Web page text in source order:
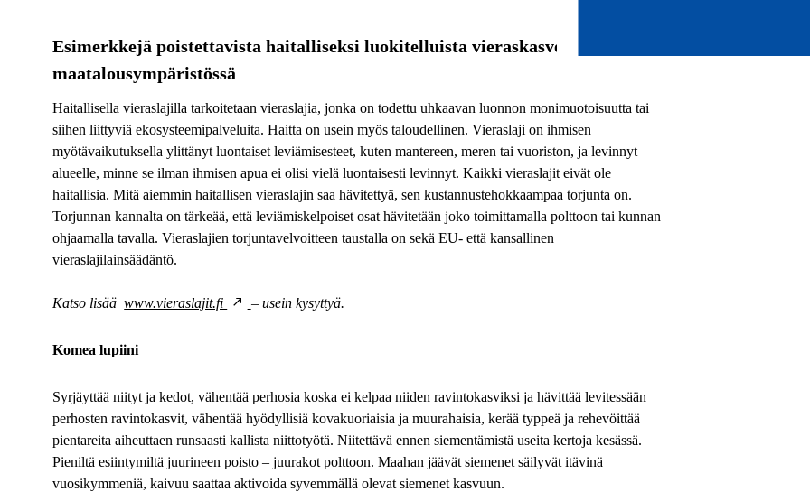
Esimerkkejä poistettavista haitalliseksi luokitelluista vieraskasveista
maatalousympäristössä
Haitallisella vieraslajilla tarkoitetaan vieraslajia, jonka on todettu uhkaavan luonnon monimuotoisuutta tai
siihen liittyviä ekosysteemipalveluita. Haitta on usein myös taloudellinen. Vieraslaji on ihmisen
myötävaikutuksella ylittänyt luontaiset leviämisesteet, kuten mantereen, meren tai vuoriston, ja levinnyt
alueelle, minne se ilman ihmisen apua ei olisi vielä luontaisesti levinnyt. Kaikki vieraslajit eivät ole
haitallisia. Mitä aiemmin haitallisen vieraslajin saa hävitettyä, sen kustannustehokkaampaa torjunta on.
Torjunnan kannalta on tärkeää, että leviämiskelpoiset osat hävitetään joko toimittamalla polttoon tai kunnan
ohjaamalla tavalla. Vieraslajien torjuntavelvoitteen taustalla on sekä EU- että kansallinen
vieraslajilainsäädäntö.
Katso lisääwww.vieraslajit.fi – usein kysyttyä.
Komea lupiini
Syrjäyttää niityt ja kedot, vähentää perhosia koska ei kelpaa niiden ravintokasviksi ja hävittää levitessään
perhosten ravintokasvit, vähentää hyödyllisiä kovakuoriaisia ja muurahaisia, kerää typpeä ja rehevöittää
pientareita aiheuttaen runsaasti kallista niittotyötä. Niitettävä ennen siementämistä useita kertoja kesässä.
Pieniltä esiintymiltä juurineen poisto – juurakot polttoon. Maahan jäävät siemenet säilyvät itävinä
vuosikymmeniä, kaivuu saattaa aktivoida syvemmällä olevat siemenet kasvuun.